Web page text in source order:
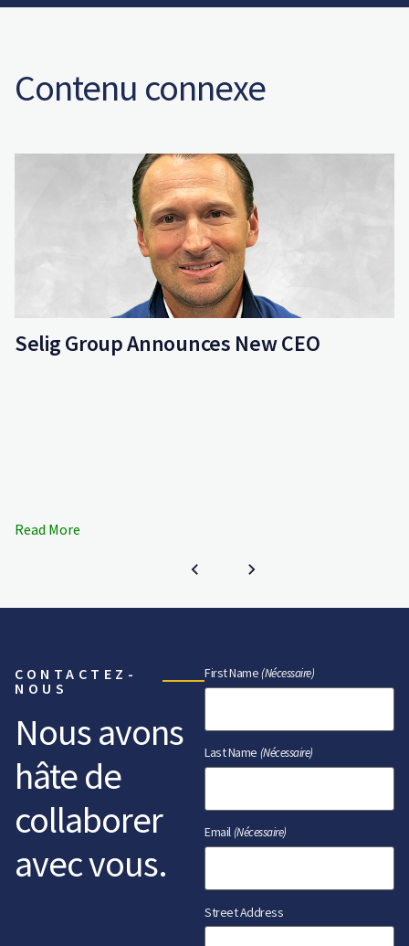
Contenu connexe
Selig Group Announces New CEO
Read More
CONTACTEZ-
NOUS
Nous avons
hâte de
collaborer
avec vous.
First Name(Nécessaire)
Last Name (Nécessaire)
Email (Nécessaire)
Street Address